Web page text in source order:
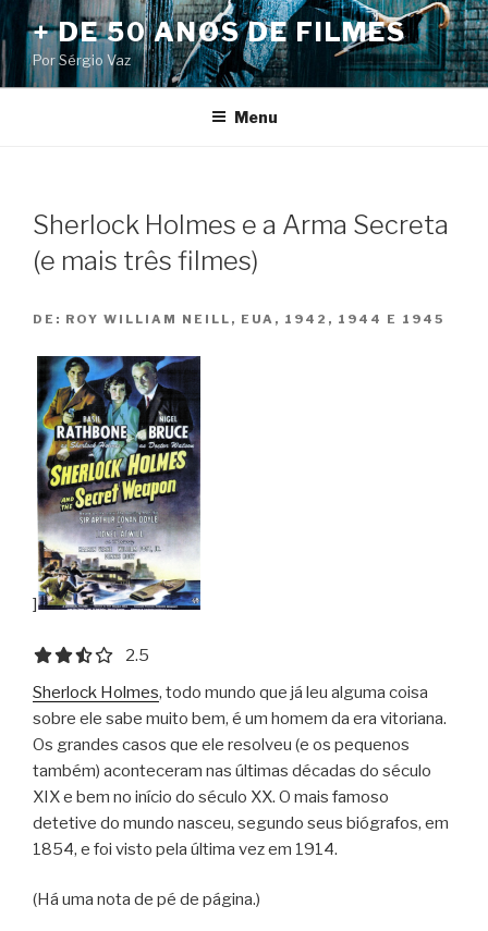
Pular
para
o
conteúdo
+ DE 50 ANOS DE FILMES
Por Sérgio Vaz
Menu
Sherlock Holmes e a Arma Secreta
(e mais três filmes)
DE: ROY WILLIAM NEILL, EUA, 1942, 1944 E 1945
]
2.5 out of 5.0 stars
2.5
Sherlock Holmes, todo mundo que já leu alguma coisa
sobre ele sabe muito bem, é um homem da era vitoriana.
Os grandes casos que ele resolveu (e os pequenos
também) aconteceram nas últimas décadas do século
XIX e bem no início do século XX. O mais famoso
detetive do mundo nasceu, segundo seus biógrafos, em
1854, e foi visto pela última vez em 1914.
(Há uma nota de pé de página.)